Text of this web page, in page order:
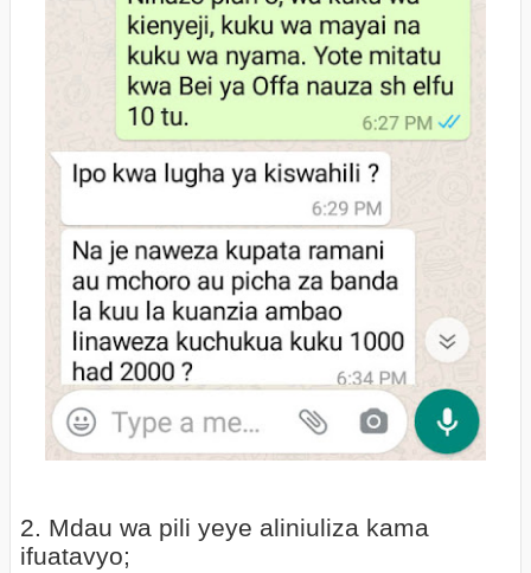
2. Mdau wa pili yeye aliniuliza kama
ifuatavyo;